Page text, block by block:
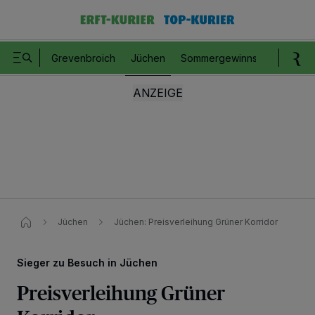
Grevenbroich Jüchen Sommergewinnspiel
Jüchen Jüchen: Preisverleihung Grüner Korridor​
Sieger zu Besuch in Jüchen
Preisverleihung Grüner